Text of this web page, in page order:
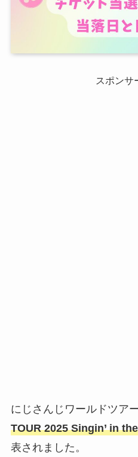
スポンサ
にじさんじワールドツア
TOUR 2025 Singin’ in
表されました。